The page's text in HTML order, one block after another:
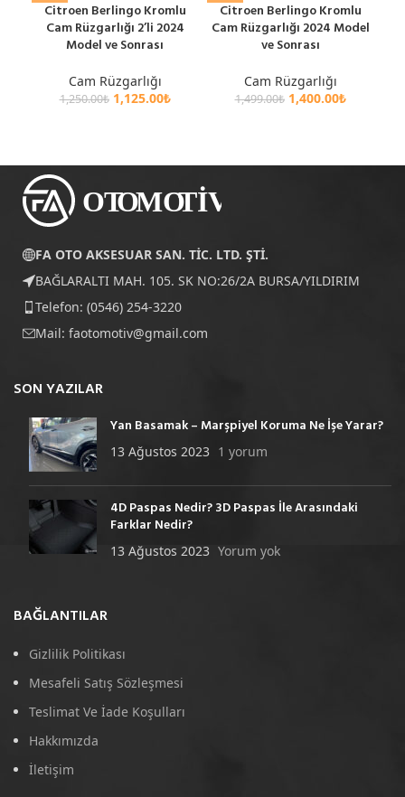
Citroen Berlingo Kromlu
Cam Rüzgarlığı 2’li 2024
Model ve Sonrası
Cam Rüzgarlığı
1,250.00₺ 1,125.00₺
Citroen Berlingo Kromlu
Cam Rüzgarlığı 2024 Model
ve Sonrası
Cam Rüzgarlığı
1,499.00₺ 1,400.00₺
FA OTO AKSESUAR SAN. TİC. LTD. ŞTİ.
BAĞLARALTI MAH. 105. SK NO:26/2A BURSA/YILDIRIM
Telefon: (0546) 254-3220
Mail: faotomotiv@gmail.com
SON YAZILAR
Yan Basamak – Marşpiyel Koruma Ne İşe Yarar?
13 Ağustos 2023 1 yorum
4D Paspas Nedir? 3D Paspas İle Arasındaki
Farklar Nedir?
13 Ağustos 2023 Yorum yok
BAĞLANTILAR
Gizlilik Politikası
Mesafeli Satış Sözleşmesi
Teslimat Ve İade Koşulları
Hakkımızda
İletişim